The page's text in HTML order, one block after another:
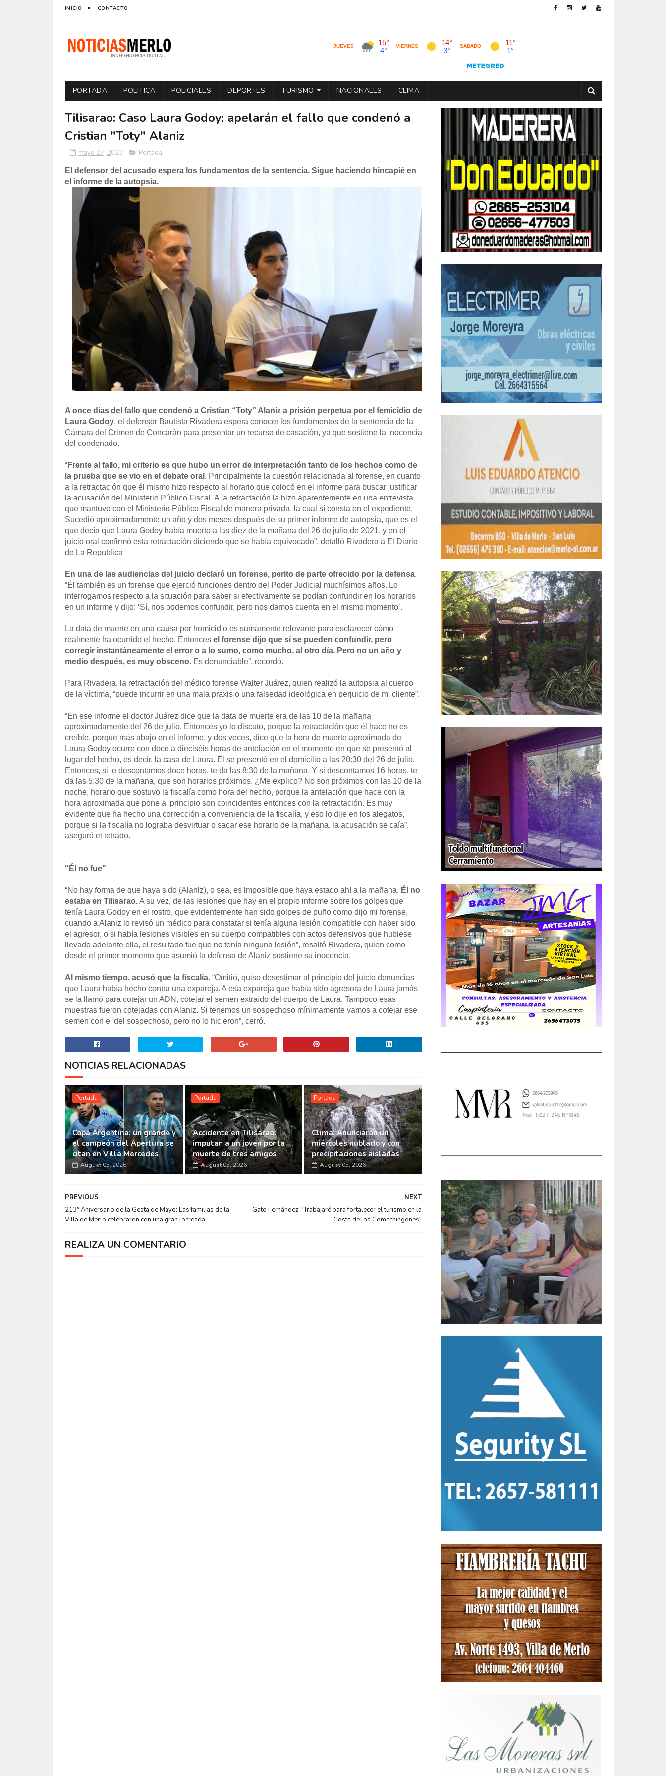
INICIO CONTACTO
PORTADA POLITICA POLICIALES DEPORTES TURISMO NACIONALES CLIMA
Tilisarao: Caso Laura Godoy: apelarán el fallo que condenó a
Cristian "Toty" Alaniz
mayo 27, 2023 Portada
El defensor del acusado espera los fundamentos de la sentencia. Sigue haciendo hincapié en
el informe de la autopsia.
A once días del fallo que condenó a Cristian “Toty” Alaniz a prisión perpetua por el femicidio de
Laura Godoy, el defensor Bautista Rivadera espera conocer los fundamentos de la sentencia de la
Cámara del Crimen de Concarán para presentar un recurso de casación, ya que sostiene la inocencia
del condenado.
“Frente al fallo, mi criterio es que hubo un error de interpretación tanto de los hechos como de
la prueba que se vio en el debate oral . Principalmente la cuestión relacionada al forense, en cuanto
a la retractación que él mismo hizo respecto al horario que colocó en el informe para buscar justificar
la acusación del Ministerio Público Fiscal. A la retractación la hizo aparentemente en una entrevista
que mantuvo con el Ministerio Público Fiscal de manera privada, la cual sí consta en el expediente.
Sucedió aproximadamente un año y dos meses después de su primer informe de autopsia, que es el
que decía que Laura Godoy había muerto a las diez de la mañana del 26 de julio de 2021, y en el
juicio oral confirmó esta retractación diciendo que se había equivocado”, detalló Rivadera a El Diario
de La Republica
En una de las audiencias del juicio declaró un forense, perito de parte ofrecido por la defensa.
“Él también es un forense que ejerció funciones dentro del Poder Judicial muchísimos años. Lo
interrogamos respecto a la situación para saber si efectivamente se podían confundir en los horarios
en un informe y dijo: ‘Sí, nos podemos confundir, pero nos damos cuenta en el mismo momento’.
La data de muerte en una causa por homicidio es sumamente relevante para esclarecer cómo
realmente ha ocurrido el hecho. Entonces el forense dijo que sí se pueden confundir, pero
corregir instantáneamente el error o a lo sumo, como mucho, al otro día. Pero no un año y
medio después, es muy obsceno. Es denunciable”, recordó.
Para Rivadera, la retractación del médico forense Walter Juárez, quien realizó la autopsia al cuerpo
de la víctima, “puede incurrir en una mala praxis o una falsedad ideológica en perjuicio de mi cliente”.
“En ese informe el doctor Juárez dice que la data de muerte era de las 10 de la mañana
aproximadamente del 26 de julio. Entonces yo lo discuto, porque la retractación que él hace no es
creíble, porque más abajo en el informe, y dos veces, dice que la hora de muerte aproximada de
Laura Godoy ocurre con doce a dieciséis horas de antelación en el momento en que se presentó al
lugar del hecho, es decir, la casa de Laura. Él se presentó en el domicilio a las 20:30 del 26 de julio.
Entonces, si le descontamos doce horas, te da las 8:30 de la mañana. Y si descontamos 16 horas, te
da las 5:30 de la mañana, que son horarios próximos. ¿Me explico? No son próximos con las 10 de la
noche, horario que sostuvo la fiscalía como hora del hecho, porque la antelación que hace con la
hora aproximada que pone al principio son coincidentes entonces con la retractación. Es muy
evidente que ha hecho una corrección a conveniencia de la fiscalía, y eso lo dije en los alegatos,
porque si la fiscalía no lograba desvirtuar o sacar ese horario de la mañana, la acusación se caía”,
aseguró el letrado.
"Él no fue"
“No hay forma de que haya sido (Alaniz), o sea, es imposible que haya estado ahí a la mañana. Él no
estaba en Tilisarao.A su vez, de las lesiones que hay en el propio informe sobre los golpes que
tenía Laura Godoy en el rostro, que evidentemente han sido golpes de puño como dijo mi forense,
cuando a Alaniz lo revisó un médico para constatar si tenía alguna lesión compatible con haber sido
el agresor, o si había lesiones visibles en su cuerpo compatibles con actos defensivos que hubiese
llevado adelante ella, el resultado fue que no tenía ninguna lesión”, resaltó Rivadera, quien como
desde el primer momento que asumió la defensa de Alaniz sostiene su inocencia.
Al mismo tiempo, acusó que la fiscalía.“Omitió, quiso desestimar al principio del juicio denuncias
que Laura había hecho contra una expareja. A esa expareja que había sido agresora de Laura jamás
se la llamó para cotejar un ADN, cotejar el semen extraído del cuerpo de Laura. Tampoco esas
muestras fueron cotejadas con Alaniz. Si tenemos un sospechoso mínimamente vamos a cotejar ese
semen con el del sospechoso, pero no lo hicieron”, cerró.
NOTICIAS RELACIONADAS
Portada
Copa Argentina: un grande y
el campeón del Apertura se
citan en Villa Mercedes
August 05, 2026
Portada
Accidente en Tilisarao:
imputan a un joven por la
muerte de tres amigos
August 05, 2026
Portada
Clima: Anunciaron un
miércoles nublado y con
precipitaciones aisladas
August 05, 2026
NEXT
Gato Fernández: "Trabajaré para fortalecer el turismo en la
Costa de los Comechingones"
PREVIOUS
213° Aniversario de la Gesta de Mayo: Las familias de la
Villa de Merlo celebraron con una gran locreada
REALIZA UN COMENTARIO